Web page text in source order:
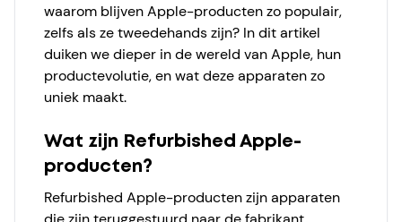
waarom blijven Apple-producten zo populair,
zelfs als ze tweedehands zijn? In dit artikel
duiken we dieper in de wereld van Apple, hun
productevolutie, en wat deze apparaten zo
uniek maakt.
Wat zijn Refurbished Apple-
producten?
Refurbished Apple-producten zijn apparaten